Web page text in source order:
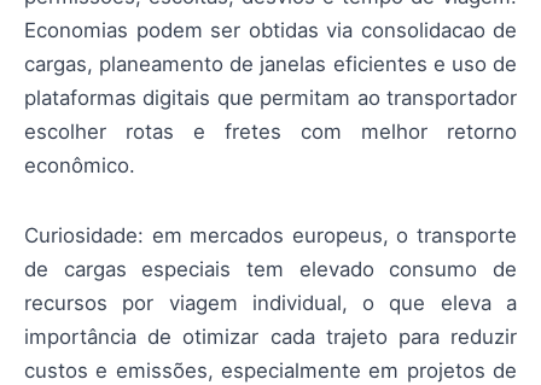
Economias podem ser obtidas via consolidacao de
cargas, planeamento de janelas eficientes e uso de
plataformas digitais que permitam ao transportador
escolher rotas e fretes com melhor retorno
econômico.
Curiosidade: em mercados europeus, o transporte
de cargas especiais tem elevado consumo de
recursos por viagem individual, o que eleva a
importância de otimizar cada trajeto para reduzir
custos e emissões, especialmente em projetos de